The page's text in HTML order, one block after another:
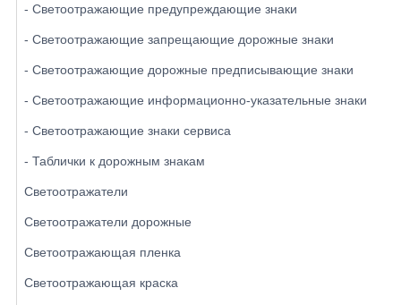
- Светоотражающие предупреждающие знаки
- Светоотражающие запрещающие дорожные знаки
- Светоотражающие дорожные предписывающие знаки
- Светоотражающие информационно-указательные знаки
- Светоотражающие знаки сервиса
- Таблички к дорожным знакам
Светоотражатели
Светоотражатели дорожные
Светоотражающая пленка
Светоотражающая краска